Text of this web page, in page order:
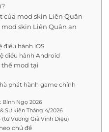
mod skin Liên Quân
skin Liên Quân an
điều hành iOS
điều hành Android
thể mod tại
phát hành game chính
Bính Ngọ 2026
Sự kiện Tháng 4/2026
(từ Vương Giả Vinh Diệu)
chủ đề